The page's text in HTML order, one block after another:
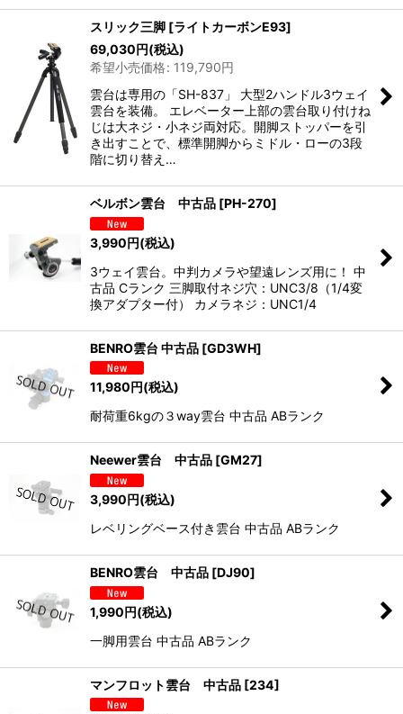
スリック三脚 [ライトカーボンE93]
69,030円(税込)
希望小売価格: 119,790円
雲台は専用の「SH-837」 大型2ハンドル3ウェイ
雲台を装備。 エレベーター上部の雲台取り付けね
じは大ネジ・小ネジ両対応。開脚ストッパーを引
き出すことで、標準開脚からミドル・ローの3段
階に切り替え…
ベルボン雲台 中古品 [PH-270]
3,990円(税込)
3ウェイ雲台。中判カメラや望遠レンズ用に！ 中
古品 Cランク 三脚取付ネジ穴：UNC3/8（1/4変
換アダプター付） カメラネジ：UNC1/4
BENRO雲台 中古品 [GD3WH]
11,980円(税込)
耐荷重6kgの３way雲台 中古品 ABランク
Neewer雲台 中古品 [GM27]
3,990円(税込)
レベリングベース付き雲台 中古品 ABランク
BENRO雲台 中古品 [DJ90]
1,990円(税込)
一脚用雲台 中古品 ABランク
マンフロット雲台 中古品 [234]